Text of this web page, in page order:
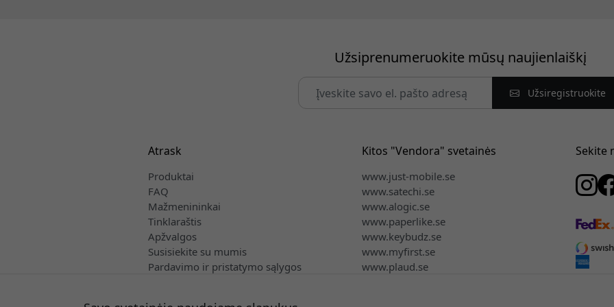
Užsiprenumeruokite mūsų naujienlaiškį
Užsiregistruokite
Atrask
Produktai
FAQ
Mažmenininkai
Tinklaraštis
Apžvalgos
Susisiekite su mumis
Pardavimo ir pristatymo sąlygos
Kitos "Vendora" svetainės
www.just-mobile.se
www.satechi.se
www.alogic.se
www.paperlike.se
www.keybudz.se
www.myfirst.se
www.plaud.se
Sekite